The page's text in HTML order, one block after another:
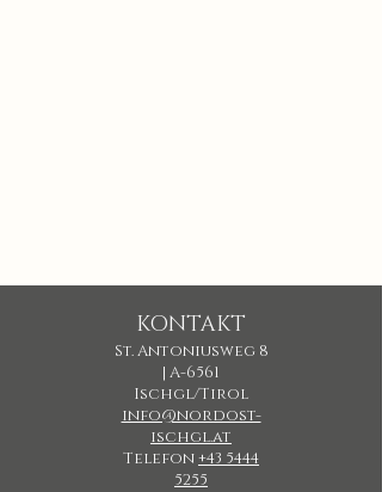
KONTAKT
St. Antoniusweg 8
| A-6561
Ischgl/Tirol
info@nordost-
ischgl.at
Telefon+43 5444
5255